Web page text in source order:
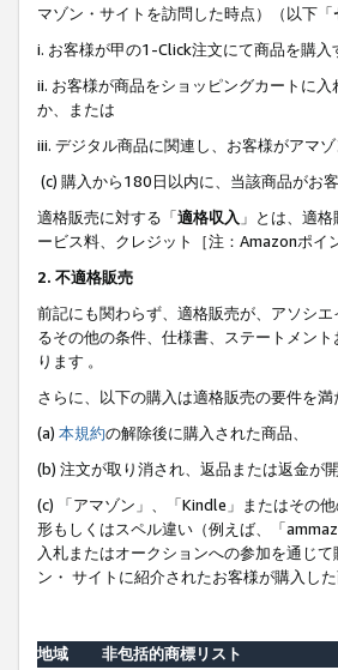
マゾン・サイトを訪問した時点）（以下「
i. お客様が甲の1-Click注文にて商品を購入
ii. お客様が商品をショッピングカートに
か、または
iii. デジタル商品に関連し、お客様がアマ
(c) 購入から180日以内に、当該商品がお
適格販売に対する「適格収入 」とは、適
ービス料、クレジット［注：Amazonポ
2. 不適格販売
前記にも関わらず、適格販売が、アソシ
るその他の条件、仕様書、ステートメン
ります 。
さらに、以下の購入は適格販売の要件を
(a) 本規約の解除後に購入された商品、
(b) 注文が取り消され、返品または返金が
(c) 「アマゾン」、「Kindle」またはその
形もしくはスペル違い（例えば、「
入札またはオークションへの参加を通じ
ン・ サイトに紹介されたお客様が購入した
地域
非包括的商標リスト